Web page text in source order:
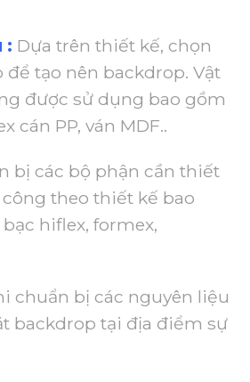
: Dựa trên thiết kế, chọn
tạo nên backdrop. Vật
được sử dụng bao gồm
cán PP, ván MDF..
bị các bộ phận cần thiết
theo thiết kế bao
hiflex, formex,
chuẩn bị các nguyên liệu
backdrop tại địa điểm sự